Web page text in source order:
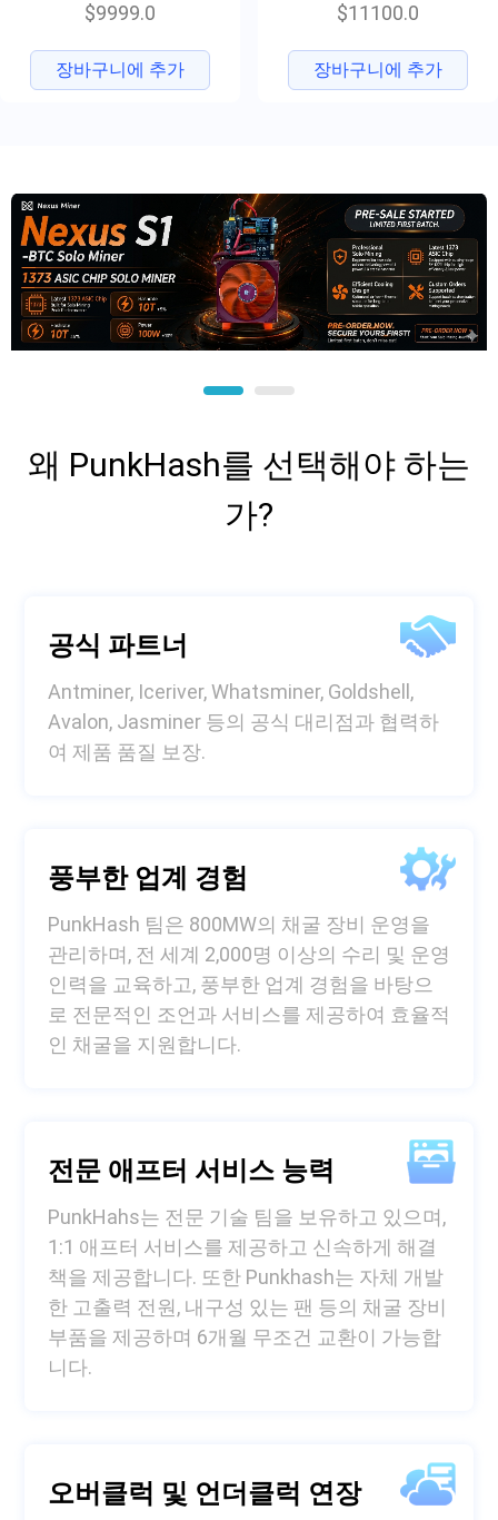
$9999.0
장바구니에 추가
$11100.0
장바구니에 추가
왜 PunkHash를 선택해야 하는
가?
공식 파트너
Antminer, Iceriver, Whatsminer, Goldshell,
Avalon, Jasminer 등의 공식 대리점과 협력하
여 제품 품질 보장.
풍부한 업계 경험
PunkHash 팀은 800MW의 채굴 장비 운영을
관리하며, 전 세계 2,000명 이상의 수리 및 운영
인력을 교육하고, 풍부한 업계 경험을 바탕으
로 전문적인 조언과 서비스를 제공하여 효율적
인 채굴을 지원합니다.
전문 애프터 서비스 능력
PunkHahs는 전문 기술 팀을 보유하고 있으며,
1:1 애프터 서비스를 제공하고 신속하게 해결
책을 제공합니다. 또한 Punkhash는 자체 개발
한 고출력 전원, 내구성 있는 팬 등의 채굴 장비
부품을 제공하며 6개월 무조건 교환이 가능합
니다.
오버클럭 및 언더클럭 연장